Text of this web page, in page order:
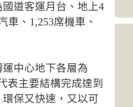
道客運月台、地上4
、1,253席機車、
中心地下各層為
表主要結構完成達到
保又快速，又以可